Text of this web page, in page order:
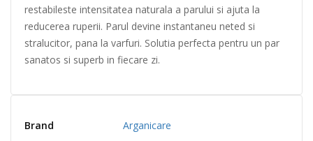
restabileste intensitatea naturala a parului si ajuta la
reducerea ruperii. Parul devine instantaneu neted si
stralucitor, pana la varfuri. Solutia perfecta pentru un par
sanatos si superb in fiecare zi.
Brand Arganicare